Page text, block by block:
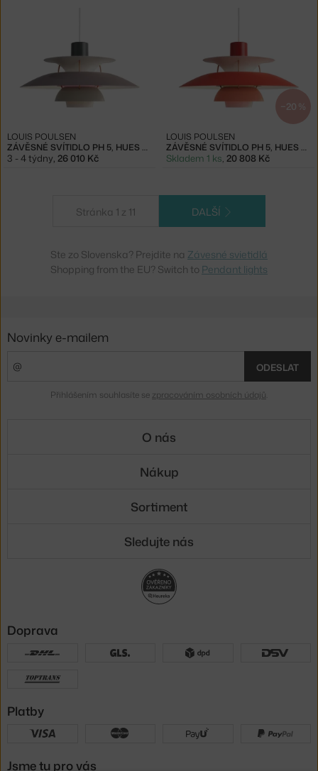
ZÁVĚSNÉ SVÍTIDLO PH 5, HUES OF GREY
LOUIS POULSEN
3 - 4 týdny, 26 010 Kč
−20 %
ZÁVĚSNÉ SVÍTIDLO PH 5, HUES OF RED
LOUIS POULSEN
Skladem 1 ks, 20 808 Kč
Stránka 1 z 11 DALŠÍ
Ste zo Slovenska? Prejdite na Závesné svietidlá
Shopping from the EU? Switch to Pendant lights
Novinky e-mailem
ODESLAT
Přihlášením souhlasíte se zpracováním osobních údajů
O nás
Nákup
Sortiment
Sledujte nás
Doprava
Platby
Jsme tu pro vás